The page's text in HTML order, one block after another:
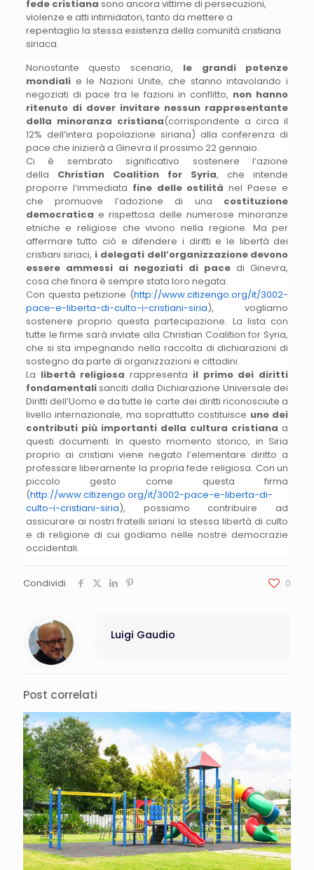
fede cristiana sono ancora vittime di persecuzioni,
violenze e atti intimidatori, tanto da mettere a
repentaglio la stessa esistenza della comunità cristiana
siriaca.
Nonostante questo scenario, le grandi potenze
mondialie le Nazioni Unite, che stanno intavolando i
negoziati di pace tra le fazioni in conflitto, non hanno
ritenuto di dover invitare nessun rappresentante
della minoranza cristiana(corrispondente a circa il
12% dell’intera popolazione siriana) alla conferenza di
pace che inizierà a Ginevra il prossimo 22 gennaio.
Ci è sembrato significativo sostenere l’azione
della Christian Coalition for Syria, che intende
proporre l’immediata fine delle ostilità nel Paese e
che promuove l’adozione di una costituzione
democratica e rispettosa delle numerose minoranze
etniche e religiose che vivono nella regione. Ma per
affermare tutto ciò e difendere i diritti e le libertà dei
cristiani siriaci, i delegati dell’organizzazione devono
essere ammessi ai negoziati di pace di Ginevra,
cosa che finora è sempre stata loro negata.
Con questa petizione (http://www.citizengo.org/it/3002-
pace-e-liberta-di-culto-i-cristiani-siria), vogliamo
sostenere proprio questa partecipazione. La lista con
tutte le firme sarà inviate alla Christian Coalition for Syria,
che si sta impegnando nella raccolta di dichiarazioni di
sostegno da parte di organizzazioni e cittadini.
La libertà religiosa rappresenta il primo dei diritti
fondamentalisanciti dalla Dichiarazione Universale dei
Diritti dell’Uomo e da tutte le carte dei diritti riconosciute a
livello internazionale, ma soprattutto costituisce uno dei
contributi più importanti della cultura cristiana a
questi documenti. In questo momento storico, in Siria
proprio ai cristiani viene negato l’elementare diritto a
professare liberamente la propria fede religiosa. Con un
piccolo gesto come questa firma
(http://www.citizengo.org/it/3002-pace-e-liberta-di-
culto-i-cristiani-siria), possiamo contribuire ad
assicurare ai nostri fratelli siriani la stessa libertà di culto
e di religione di cui godiamo nelle nostre democrazie
occidentali.
Condividi 0
Luigi Gaudio
Post correlati